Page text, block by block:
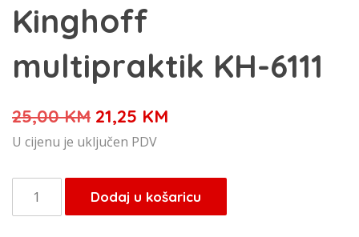
Kinghoff
multipraktik KH-6111
25,00KM Izvorna
cijena
je:
25,00 KM.
21,25 KM
21,25 KM.
U cijenu je uključen PDV
Kinghoff
multipraktik
Dodaj u košaricu